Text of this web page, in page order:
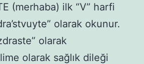
(merhaba) ilk “V” harfi
olarak okunur.
olarak
olarak sağlık dileği